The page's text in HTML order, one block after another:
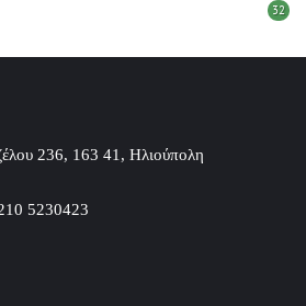
32
236, 163 41, Ηλιούπολη
5230423